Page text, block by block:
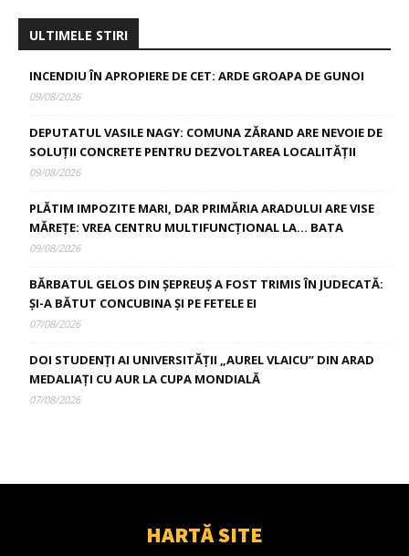
ULTIMELE STIRI
INCENDIU ÎN APROPIERE DE CET: ARDE GROAPA DE GUNOI
09/08/2026
DEPUTATUL VASILE NAGY: COMUNA ZĂRAND ARE NEVOIE DE
SOLUȚII CONCRETE PENTRU DEZVOLTAREA LOCALITĂȚII
09/08/2026
PLĂTIM IMPOZITE MARI, DAR PRIMĂRIA ARADULUI ARE VISE
MĂREȚE: VREA CENTRU MULTIFUNCȚIONAL LA… BATA
09/08/2026
BĂRBATUL GELOS DIN ȘEPREUȘ A FOST TRIMIS ÎN JUDECATĂ:
ȘI-A BĂTUT CONCUBINA ȘI PE FETELE EI
07/08/2026
DOI STUDENȚI AI UNIVERSITĂȚII „AUREL VLAICU” DIN ARAD
MEDALIAȚI CU AUR LA CUPA MONDIALĂ
07/08/2026
HARTĂ SITE